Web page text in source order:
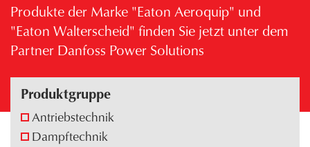
Produkte der Marke "Eaton Aeroquip" und
"Eaton Walterscheid" finden Sie jetzt unter dem
Partner Danfoss Power Solutions
Produktgruppe
Antriebstechnik
Dampftechnik